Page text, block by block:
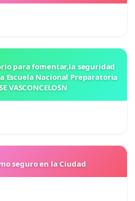
para fomentar,la seguridad
Escuela Nacional Preparatoria
VASCONCELOSN
seguro en la Ciudad